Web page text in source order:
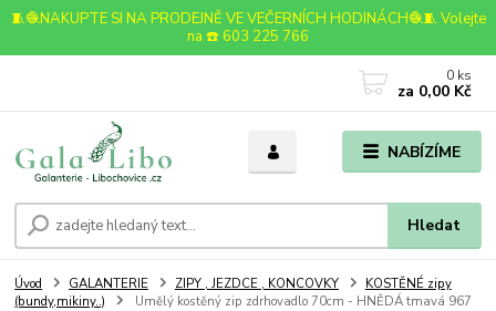
🧵🧶NAKUPTE SI NA PRODEJNĚ VE VEČERNÍCH HODINÁCH🧶🧵 Volejte
na ☎️ 603 225 766
NABÍZÍME
Hledat
0 ks
za 0,00 Kč
Úvod GALANTERIE ZIPY , JEZDCE , KONCOVKY
KOSTĚNÉ zipy
(bundy,mikiny..)
Umělý kostěný zip zdrhovadlo 70cm - HNĚDÁ tmavá 967